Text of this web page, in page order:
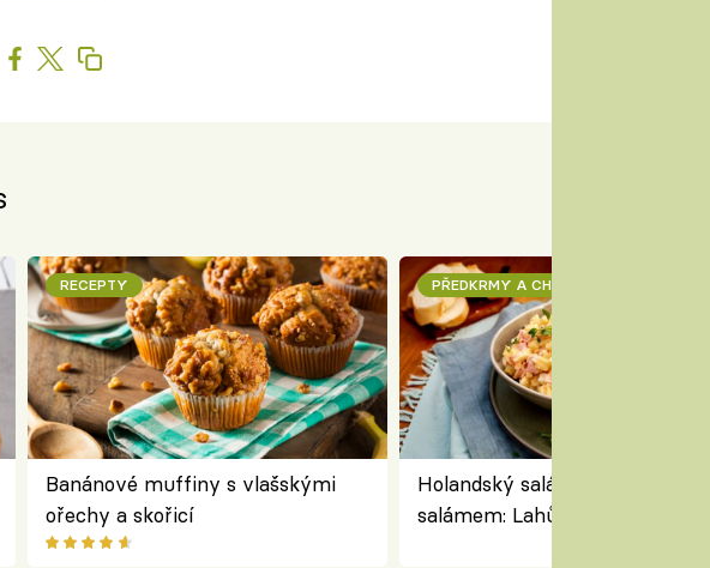
RECEPTY
Banánové muffiny s vlašskými
ořechy a skořicí
PŘEDKRMY A CHUŤOVKY
Holandský salát se sýrem a
salámem: Lahůdkářská retro